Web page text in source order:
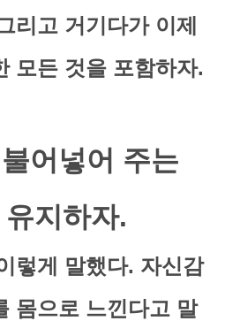
리고 거기다가 이제
모든 것을 포함하자.
어넣어 주는
지하자.
렇게 말했다. 자신감
몸으로 느낀다고 말